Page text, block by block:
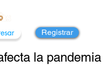
Registrar
la pandemia